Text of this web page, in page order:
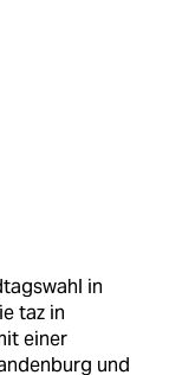
in
taz in
einer
und